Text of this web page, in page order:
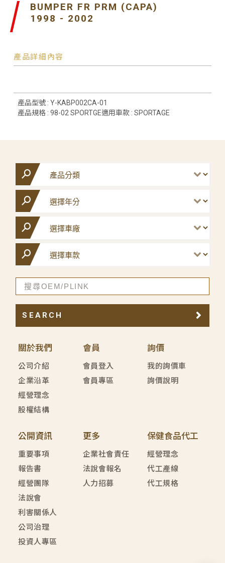
BUMPER FR PRM (CAPA)
1998 - 2002
產品詳細內容
產品型號 : Y-KABP002CA-01
產品規格 : 98-02 SPORTGE適用車款 : SPORTAGE
關於我們
公司介紹
企業沿革
經營理念
股權結構
會員
會員登入
會員專區
詢價
我的詢價車
詢價說明
公開資訊
重要事項
報告書
經營團隊
法說會
利害關係人
公司治理
投資人專區
更多
企業社會責任
法說會報名
人力招募
保健食品代工
經營理念
代工產線
代工規格
SEARCH